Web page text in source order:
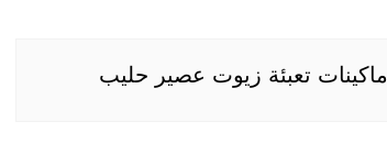
ماكينات تعبئة زيوت عصير حليب